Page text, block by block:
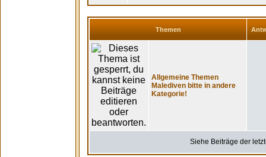
Themen
Allgemeine Themen
Malediven bitte in andere
Kategorie!
Siehe Beiträge der